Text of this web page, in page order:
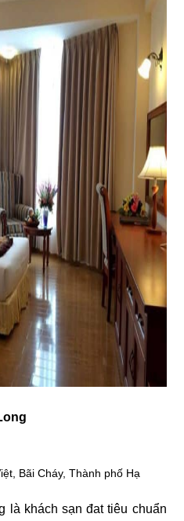
Bãi Cháy, Thành phố Hạ
là khách sạn đat tiêu chuẩn